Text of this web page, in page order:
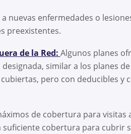
nuevas enfermedades o
preexistentes.
de la Red: Algunos planes
similar a los planes
pero con deducibles y
de cobertura para visitas
cobertura para cubrir